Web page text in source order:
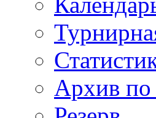
Архив по